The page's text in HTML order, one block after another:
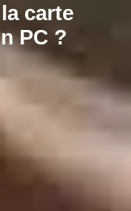
carte
PC ?